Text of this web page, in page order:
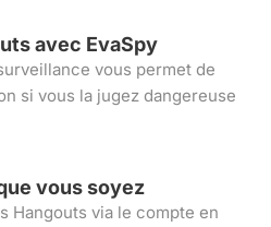
avec EvaSpy
vous permet de
si vous la jugez dangereuse
vous soyez
Hangouts via le compte en